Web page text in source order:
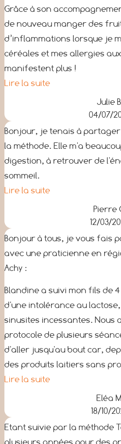
Grâce à son
de nouveau manger des
d’inflammations lorsque je
céréales et mes allergies
manifestent plus !
Lire la suite
Julie
04/07/
Bonjour, je tenais à
la méthode. Elle m'a
digestion, à retrouver de
sommeil.
Lire la suite
Pierre
12/03/
Bonjour à tous, je vous fais
avec une praticienne en
Achy :
Blandine a suivi mon fils de
d'une intolérance au
sinusites incessantes. Nous
protocole de plusieurs
d'aller jusqu'au bout car,
des produits laitiers sans
Lire la suite
Eléa
18/10/
Etant suivie par la méthode